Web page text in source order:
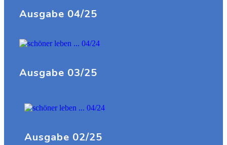
Ausgabe 04/25
Ausgabe 03/25
Ausgabe 02/25